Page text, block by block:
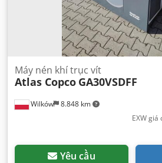
Wilków 8.848 km
Máy nén khí trục vít
Atlas Copco GA30VSDFF
EXW
Yêu cầu